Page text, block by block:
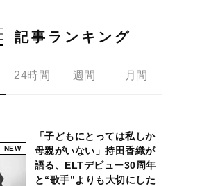
記事ランキング
24時間 週間 月間
NEW
「子どもにとっては私しか
母親がいない」持田香織が
語る、ELTデビュー30周年
と“歌手”よりも大切にした